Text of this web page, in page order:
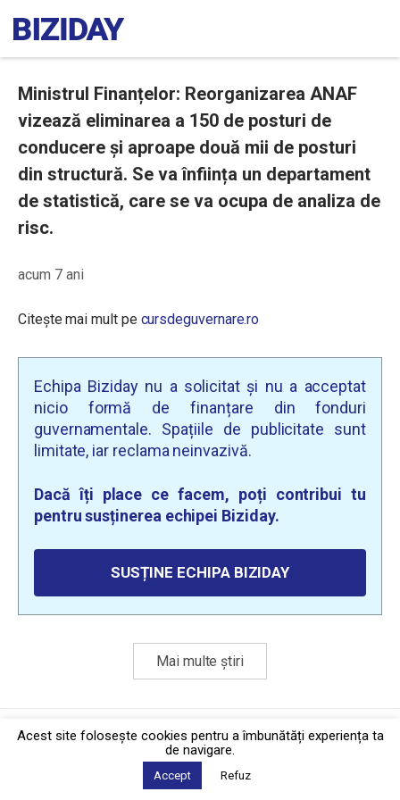
Ministrul Finanțelor: Reorganizarea ANAF
vizează eliminarea a 150 de posturi de
conducere și aproape două mii de posturi
din structură. Se va înființa un departament
de statistică, care se va ocupa de analiza de
risc.
acum 7 ani
Citește mai mult pe cursdeguvernare.ro
Echipa Biziday nu a solicitat și nu a acceptat
nicio formă de finanțare din fonduri
guvernamentale. Spațiile de publicitate sunt
limitate, iar reclama neinvazivă.
Dacă îți place ce facem, poți contribui tu
pentru susținerea echipei Biziday.
SUSȚINE ECHIPA BIZIDAY
Mai multe știri
Politica de confidențialitate·Contact
2026 © Biziday
Acest site foloseşte cookies pentru a îmbunătăți experiența ta
de navigare.
Accept Refuz